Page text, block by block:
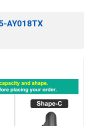
AY018TX